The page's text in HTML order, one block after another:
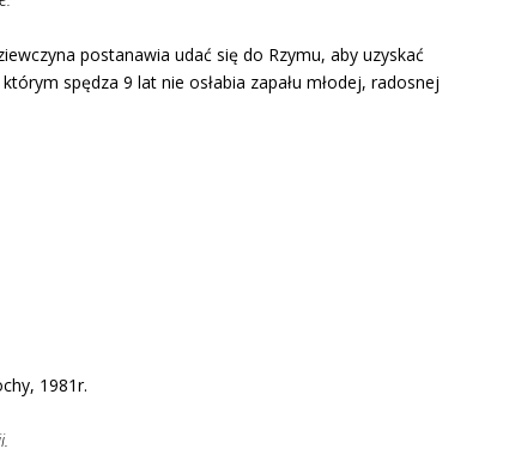
postanawia udać się do Rzymu, aby uzyskać
spędza 9 lat nie osłabia zapału młodej, radosnej
1981r.